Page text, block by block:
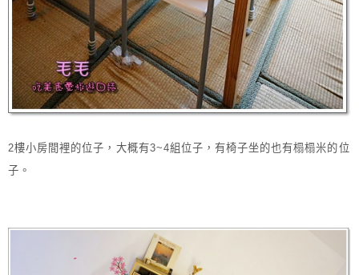
2樓小房間裡的位子，大概有3~4組位子，有椅子坐的也有榻榻米的位
子。